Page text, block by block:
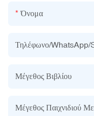
Όνομα
Τηλέφωνο/WhatsApp/
Μέγεθος Βιβλίου
Μέγεθος Παιχνιδιού